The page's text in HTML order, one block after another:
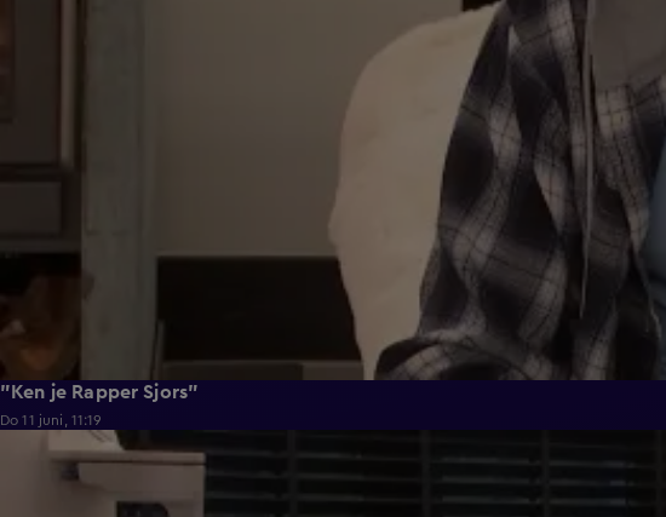
"Ken je Rapper Sjors"
Do 11 juni, 11:19